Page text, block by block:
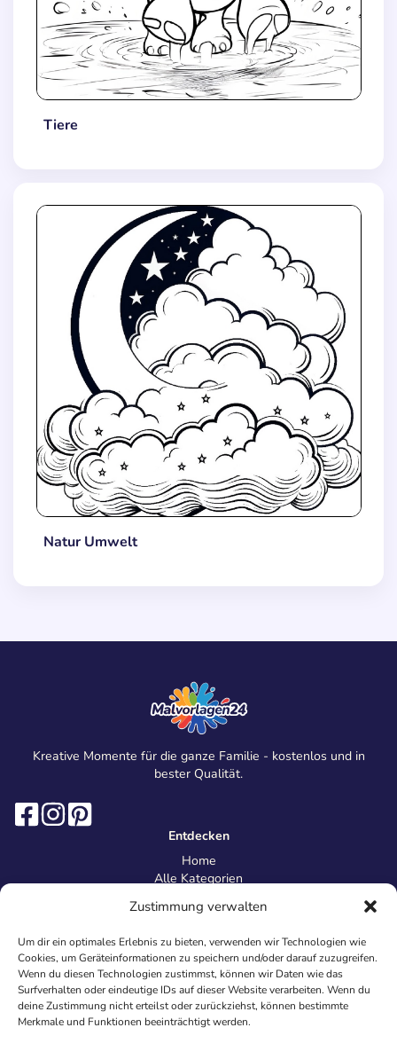
Zustimmung verwalten
Um dir ein optimales Erlebnis zu bieten, verwenden wir Technologien wie
Cookies, um Geräteinformationen zu speichern und/oder darauf zuzugreifen.
Wenn du diesen Technologien zustimmst, können wir Daten wie das
Surfverhalten oder eindeutige IDs auf dieser Website verarbeiten. Wenn du
deine Zustimmung nicht erteilst oder zurückziehst, können bestimmte
Merkmale und Funktionen beeinträchtigt werden.
Tiere
Natur Umwelt
Kreative Momente für die ganze Familie - kostenlos und in
bester Qualität.
Entdecken
Home
Alle Kategorien
Information
Über uns
Kontakt
Inhaltsrichtlinien
Recht & Datenschutz
Impressum